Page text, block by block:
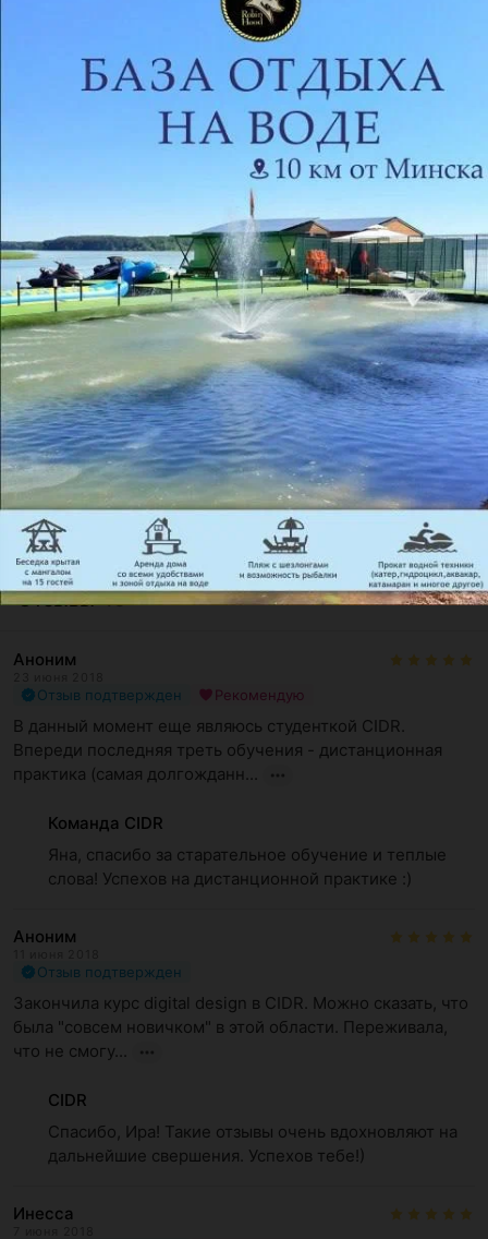
Цена по запросу
Курс «SWIFT +
iOS»
Цена по запросу
Отзывы 16
Аноним
Отзыв подтвержден Рекомендую
В данный момент еще являюсь студенткой CIDR.
Впереди последняя треть обучения - дистанционная
практика (самая долгожданн...
Команда CIDR
Яна, спасибо за старательное обучение и теплые
слова! Успехов на дистанционной практике :)
Аноним
Отзыв подтвержден
Закончила курс digital design в CIDR. Можно сказать, что
была "совсем новичком" в этой области. Переживала,
что не смогу...
CIDR
Спасибо, Ира! Такие отзывы очень вдохновляют на
дальнейшие свершения. Успехов тебе!)
Инесса